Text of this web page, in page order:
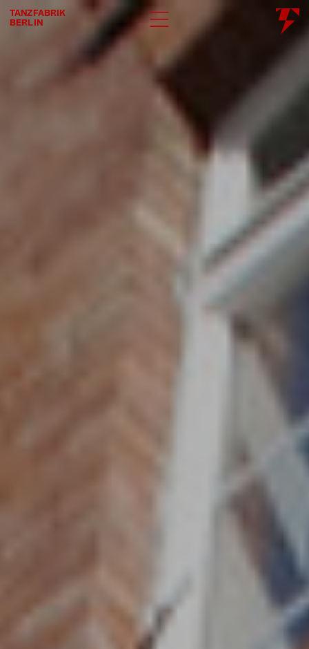
TANZFABRIK
BERLIN